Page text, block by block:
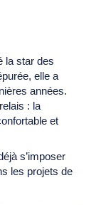
la star des
elle a
années.
: la
et
s’imposer
les projets de